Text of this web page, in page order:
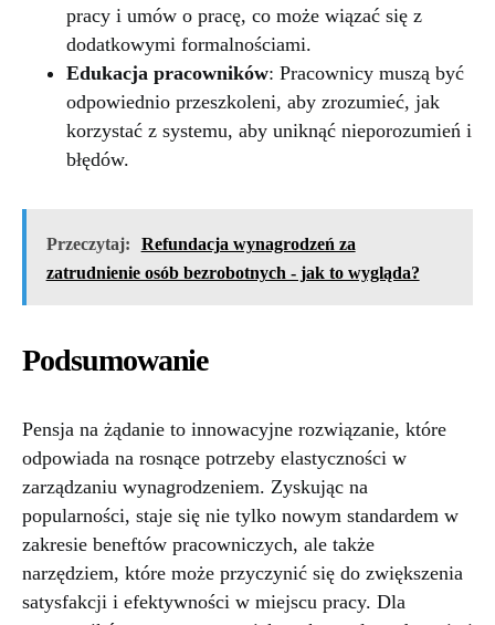
pracy i umów o pracę, co może wiązać się z
dodatkowymi formalnościami.
Edukacja pracowników: Pracownicy muszą być
odpowiednio przeszkoleni, aby zrozumieć, jak
korzystać z systemu, aby uniknąć nieporozumień i
błędów.
Przeczytaj:
Refundacja wynagrodzeń za
zatrudnienie osób bezrobotnych - jak to wygląda?
Podsumowanie
Pensja na żądanie to innowacyjne rozwiązanie, które
odpowiada na rosnące potrzeby elastyczności w
zarządzaniu wynagrodzeniem. Zyskując na
popularności, staje się nie tylko nowym standardem w
zakresie beneftów pracowniczych, ale także
narzędziem, które może przyczynić się do zwiększenia
satysfakcji i efektywności w miejscu pracy. Dla